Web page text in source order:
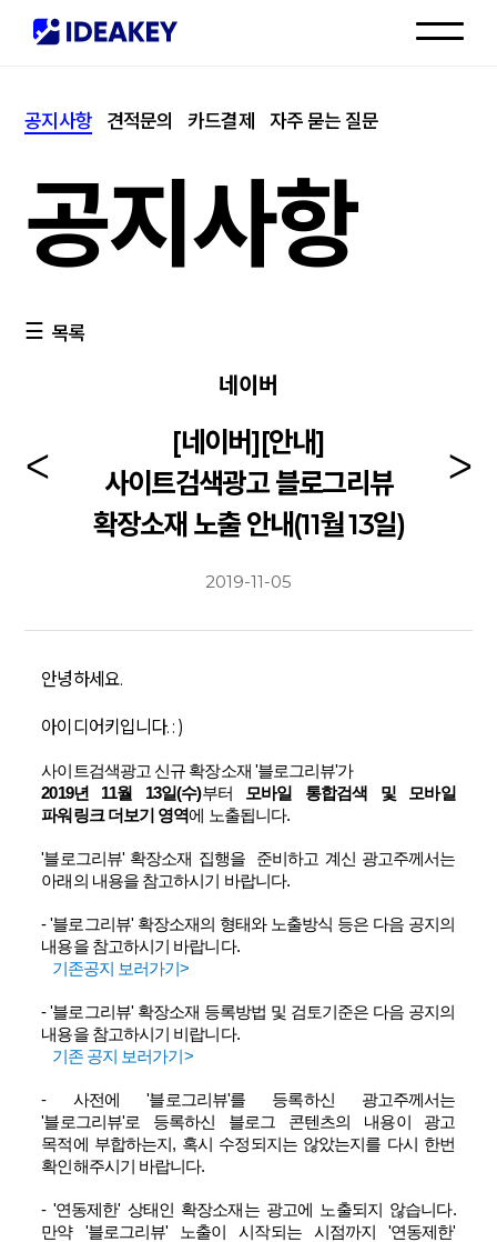
고객센터
공지사항 견적문의 카드결제 자주 묻는 질문
공지사항
목록
네이버
[네이버][안내]
사이트검색광고 블로그리뷰
확장소재 노출 안내(11월 13일)
2019-11-05
안녕하세요.
아이디어키입니다. : )
사이트검색광고 신규 확장소재 '블로그리뷰'가
2019년 11월 13일(수)부터
모바일 통합검색 및 모바일
파워링크 더보기 영역에 노출됩니다.
'블로그리뷰' 확장소재 집행을 준비하고 계신 광고주께서는
아래의 내용을 참고하시기 바랍니다.
​- '블로그리뷰' 확장소재의 형태와 노출방식 등은 다음 공지의
내용을 참고하시기 바랍니다.
기존공지 보러가기>
- '블로그리뷰' 확장소재 등록방법 및 검토기준은 다음 공지의
내용을 참고하시기 비랍니다.
기존 공지 보러가기>
- 사전에 '블로그리뷰'를 등록하신 광고주께서는
'블로그리뷰'로 등록하신 블로그 콘텐츠의 내용이 광고
목적에 부합하는지, 혹시 수정되지는 않았는지를 다시 한번
확인해주시기 바랍니다.
- '연동제한' 상태인 확장소재는 광고에 노출되지 않습니다.
만약 '블로그리뷰' 노출이 시작되는 시점까지 '연동제한'